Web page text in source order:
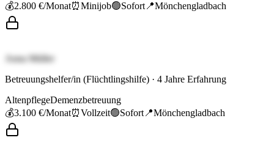
💰2.800 €/Monat⏰Minijob🟢Sofort 📍Mönchengladbach
Anna Müller
Betreuungshelfer/in (Flüchtlingshilfe) · 4 Jahre Erfahrung
AltenpflegeDemenzbetreuung
💰3.100 €/Monat⏰Vollzeit🟢Sofort 📍Mönchengladbach